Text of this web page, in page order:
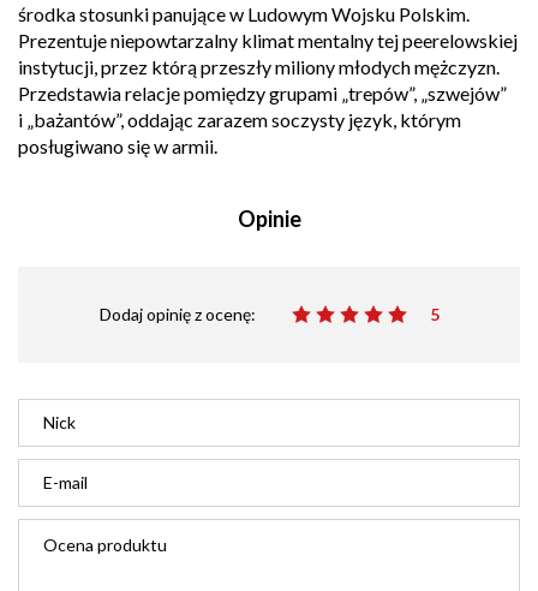
środka stosunki panujące w Ludowym Wojsku Polskim.
Prezentuje niepowtarzalny klimat mentalny tej peerelowskiej
instytucji, przez którą przeszły miliony młodych mężczyzn.
Przedstawia relacje pomiędzy grupami „trepów”, „szwejów”
i „bażantów”, oddając zarazem soczysty język, którym
posługiwano się w armii.
Opinie
Dodaj opinię z ocenę: 5